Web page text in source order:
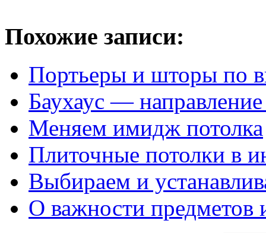
Похожие записи:
Портьеры и шторы по
Баухаус —
Меняем имидж потолка
Плиточные потолки в
Выбираем и
О важности предметов